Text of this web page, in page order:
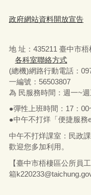
政府網站資料開放宣告
地 址：435211 臺中市
各科室聯絡方式
(總機)網路行動電話：
一編號：56503807
為 民服務時間：週一~
●彈性上班時間：17：
●中午不打烊「便捷服務
中午不打烊課室：民政
歡迎您多加利用。
【臺中市梧棲區公所員
箱